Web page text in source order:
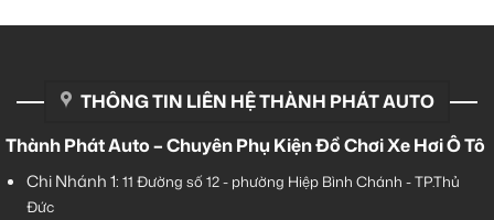
THÔNG TIN LIÊN HỆ THÀNH PHÁT AUTO
Thành Phát Auto – Chuyên Phụ Kiện Đồ Chơi Xe Hơi Ô Tô
Chi Nhánh 1: 11 Đường số 12 - phường Hiệp Bình Chánh - TP.Thủ
Đức